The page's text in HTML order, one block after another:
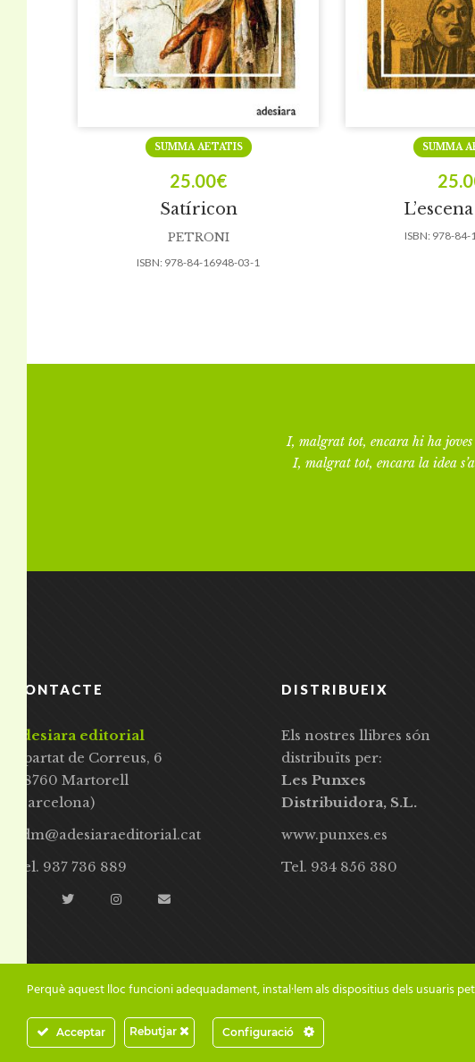
Satíricon
SUMMA AETATIS
25.00€
PETRONI
ISBN: 978-84-16948-03-1
SUMMA
ISBN: 978-84-
I, malgrat tot, encara hi ha joves
I, malgrat tot, encara la idea
CONTACTE
adesiara editorial
Apartat de Correus, 6
08760 Martorell
(Barcelona)
adm@adesiaraeditorial.cat
Tel. 937 736 889
DISTRIBUEIX
Els nostres llibres són
distribuïts per:
Les Punxes
Distribuidora, S.L.
www.punxes.es
Tel. 934 856 380
Perquè aquest lloc funcioni adequadament, instal·lem als dispositius dels usuaris
Acceptar Rebutjar Configuració